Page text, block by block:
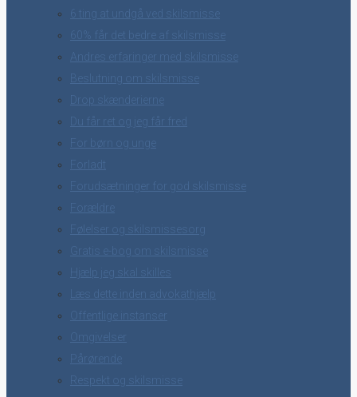
6 ting at undgå ved skilsmisse
60% får det bedre af skilsmisse
Andres erfaringer med skilsmisse
Beslutning om skilsmisse
Drop skænderierne
Du får ret og jeg får fred
For børn og unge
Forladt
Forudsætninger for god skilsmisse
Forældre
Følelser og skilsmissesorg
Gratis e-bog om skilsmisse
Hjælp jeg skal skilles
Læs dette inden advokathjælp
Offentlige instanser
Omgivelser
Pårørende
Respekt og skilsmisse